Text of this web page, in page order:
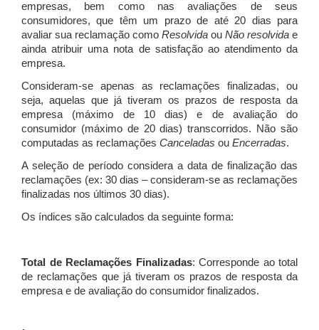
empresas, bem como nas avaliações de seus
consumidores, que têm um prazo de até 20 dias para
avaliar sua reclamação como Resolvida ou Não resolvida e
ainda atribuir uma nota de satisfação ao atendimento da
empresa.
Consideram-se apenas as reclamações finalizadas, ou
seja, aquelas que já tiveram os prazos de resposta da
empresa (máximo de 10 dias) e de avaliação do
consumidor (máximo de 20 dias) transcorridos. Não são
computadas as reclamações Canceladas ou Encerradas.
A seleção de período considera a data de finalização das
reclamações (ex: 30 dias – consideram-se as reclamações
finalizadas nos últimos 30 dias).
Os índices são calculados da seguinte forma:
Total de Reclamações Finalizadas: Corresponde ao total
de reclamações que já tiveram os prazos de resposta da
empresa e de avaliação do consumidor finalizados.